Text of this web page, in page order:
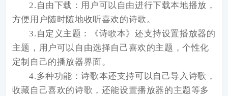
2.自由下载：用户可以自由进行下载本地播放，
方便用户随时随地收听喜欢的诗歌。
3.自定义主题：《诗歌本》还支持设置播放器的
主题，用户可以自由选择自己喜欢的主题，个性化
定制自己的播放器界面。
4.多种功能：诗歌本还支持可以自己导入诗歌，
收藏自己喜欢的诗歌，还能设置播放器的主题等多